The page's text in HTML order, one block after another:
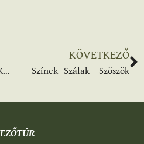
Draskovits gyűjtemény a Körös Tv-ben
KÖVETKEZŐ
Színek -Szálak – Szöszök